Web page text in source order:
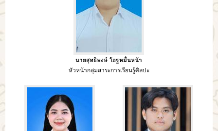
นายสุทธิพงษ์ โอฐหมื่นหน้า
หัวหน้ากลุ่มสาระการเรียนรู้ศิลปะ